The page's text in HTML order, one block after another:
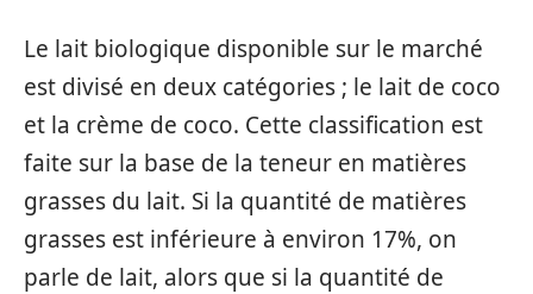
Le lait biologique disponible sur le marché
est divisé en deux catégories ; le lait de coco
et la crème de coco. Cette classification est
faite sur la base de la teneur en matières
grasses du lait. Si la quantité de matières
grasses est inférieure à environ 17%, on
parle de lait, alors que si la quantité de